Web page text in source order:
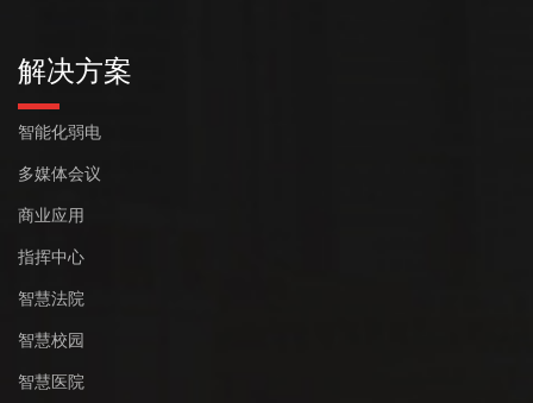
解决方案
智能化弱电
多媒体会议
商业应用
指挥中心
智慧法院
智慧校园
智慧医院